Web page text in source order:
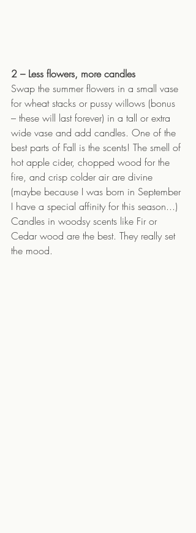
2 – Less flowers, more candles
Swap the summer flowers in a small vase
for wheat stacks or pussy willows (bonus
– these will last forever) in a tall or extra
wide vase and add candles. One of the
best parts of Fall is the scents! The smell of
hot apple cider, chopped wood for the
fire, and crisp colder air are divine
(maybe because I was born in September
I have a special affinity for this season...)
Candles in woodsy scents like Fir or
Cedar wood are the best. They really set
the mood.